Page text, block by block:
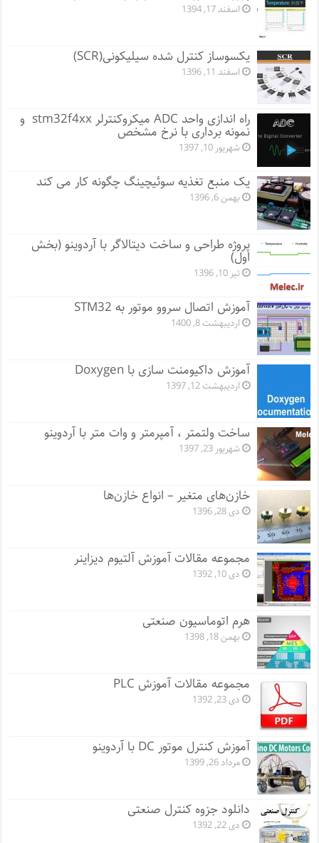
اسفند 17, 1394
یکسوساز کنترل شده سیلیکونی(SCR)
اسفند 11, 1396
راه اندازی واحد ADC میکروکنترلر stm32f4xx و
نمونه برداری با نرخ مشخص
شهریور 10, 1397
یک منبع تغذیه سوئیچینگ چگونه کار می کند
بهمن 6, 1396
پروژه طراحی و ساخت دیتالاگر با آردوینو (بخش
اول)
تیر 10, 1396
آموزش اتصال سروو موتور به STM32
اردیبهشت 8, 1400
آموزش داکیومنت سازی با Doxygen
اردیبهشت 12, 1397
ساخت ولتمتر ، آمپرمتر و وات متر با آردوینو
شهریور 23, 1397
خازن‌های متغیر – انواع خازن‌ها
دی 28, 1396
مجموعه مقالات آموزش آلتیوم دیزاینر
دی 10, 1392
هرم اتوماسیون صنعتی
بهمن 18, 1398
مجموعه مقالات آموزش PLC
دی 23, 1392
آموزش کنترل موتور DC با آردوینو
مرداد 26, 1399
دانلود جزوه کنترل صنعتی
دی 22, 1392